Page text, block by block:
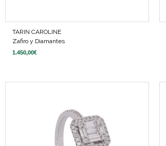
TARIN CAROLINE
Zafiro y Diamantes
1.450,00€